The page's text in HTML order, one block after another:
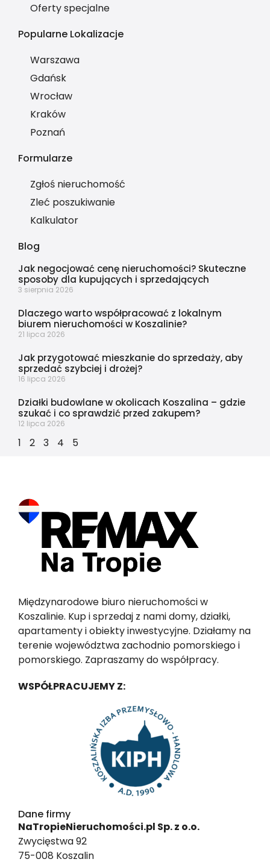
Oferty specjalne
Popularne Lokalizacje
Warszawa
Gdańsk
Wrocław
Kraków
Poznań
Formularze
Zgłoś nieruchomość
Zleć poszukiwanie
Kalkulator
Blog
Jak negocjować cenę nieruchomości? Skuteczne
sposoby dla kupujących i sprzedających
3 sierpnia 2026
Dlaczego warto współpracować z lokalnym
biurem nieruchomości w Koszalinie?
21 lipca 2026
Jak przygotować mieszkanie do sprzedaży, aby
sprzedać szybciej i drożej?
16 lipca 2026
Działki budowlane w okolicach Koszalina – gdzie
szukać i co sprawdzić przed zakupem?
12 lipca 2026
1 2 3 4 5
Międzynarodowe biuro nieruchomości w
Koszalinie. Kup i sprzedaj z nami domy, działki,
apartamenty i obiekty inwestycyjne. Działamy na
terenie województwa zachodnio pomorskiego i
pomorskiego. Zapraszamy do współpracy.
WSPÓŁPRACUJEMY Z:
Dane firmy
NaTropieNieruchomości.pl Sp. z o.o.
Zwycięstwa 92
75-008 Koszalin